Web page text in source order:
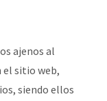
ajenos al
el sitio web,
siendo ellos